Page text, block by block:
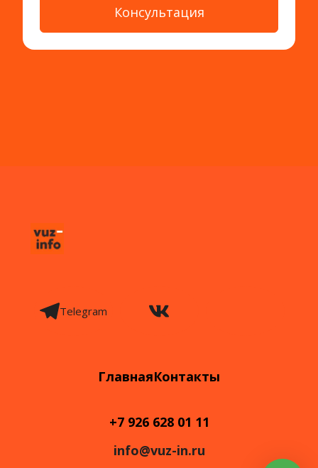
Консультация
Telegram
ГлавнаяКонтакты
+7 926 628 01 11
info@vuz-in.ru